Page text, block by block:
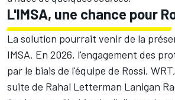
L'IMSA, une chance pour
La solution pourrait venir de la
IMSA. En 2026, l'engagement des
par le biais de l'équipe de Rossi,
suite de Rahal Letterman Lanigan